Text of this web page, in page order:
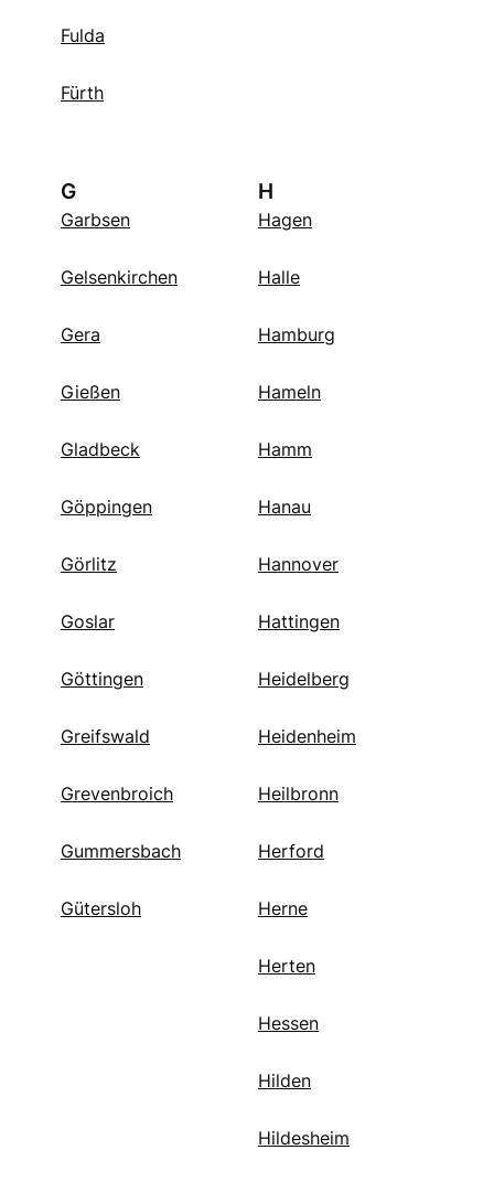
Fulda
Fürth
G
Garbsen
Gelsenkirchen
Gera
Gießen
Gladbeck
Göppingen
Görlitz
Goslar
Göttingen
Greifswald
Grevenbroich
Gummersbach
Gütersloh
H
Hagen
Halle
Hamburg
Hameln
Hamm
Hanau
Hannover
Hattingen
Heidelberg
Heidenheim
Heilbronn
Herford
Herne
Herten
Hessen
Hilden
Hildesheim